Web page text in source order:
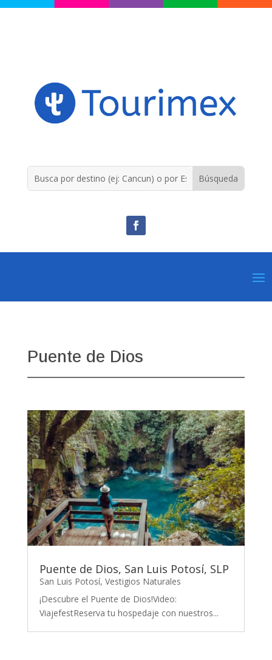
Puente de Dios
Puente de Dios, San Luis Potosí, SLP
San Luis Potosí, Vestigios Naturales
¡Descubre el Puente de Dios!Video:
ViajefestReserva tu hospedaje con nuestros...